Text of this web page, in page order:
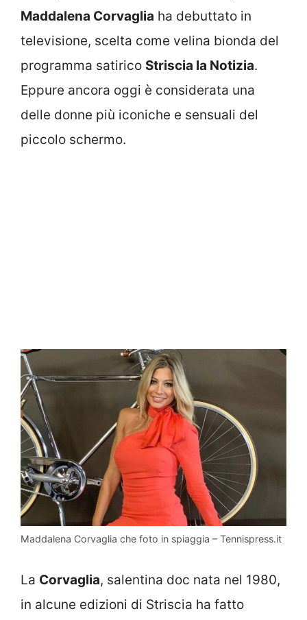
Maddalena Corvaglia ha debuttato in
televisione, scelta come velina bionda del
programma satirico Striscia la Notizia.
Eppure ancora oggi è considerata una
delle donne più iconiche e sensuali del
piccolo schermo.
Maddalena Corvaglia che foto in spiaggia – Tennispress.it
La Corvaglia, salentina doc nata nel 1980,
in alcune edizioni di Striscia ha fatto